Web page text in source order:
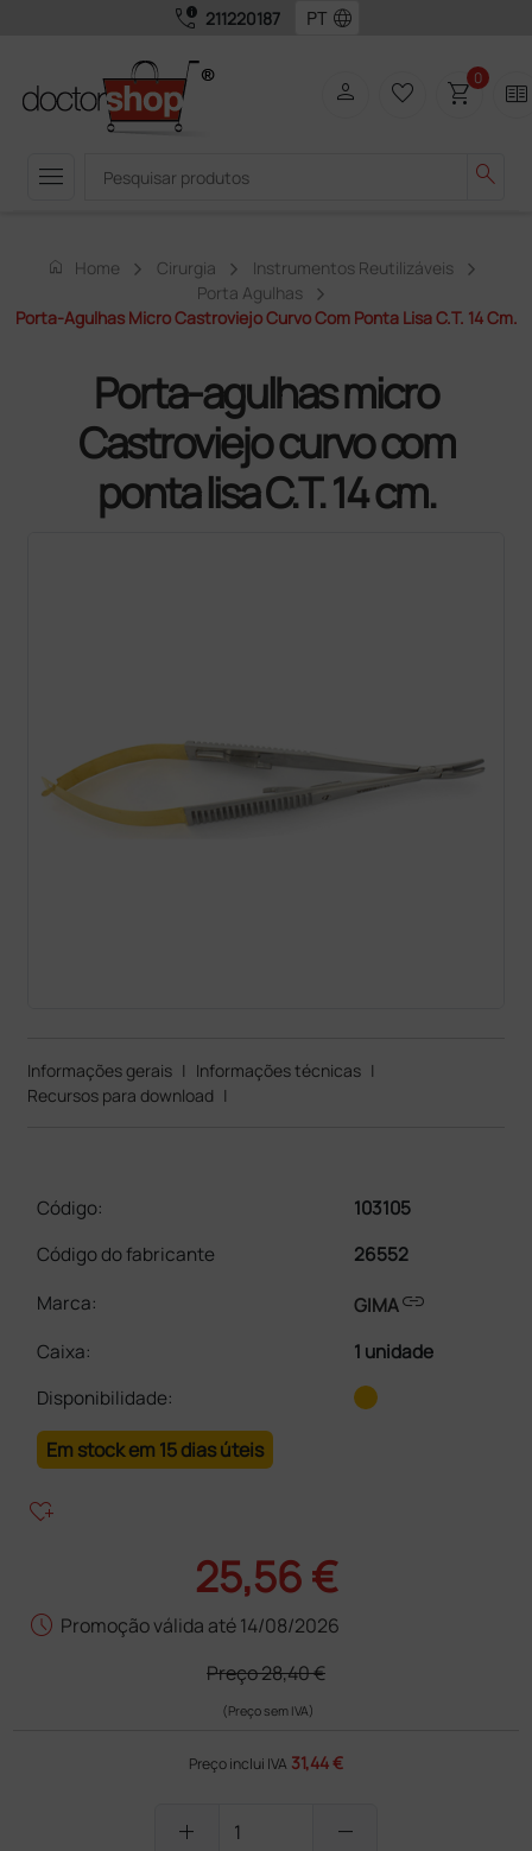
call_quality 211220187 language
menu search
person favorite_border shopping_cart0 two_pager
home Home Cirurgia
Instrumentos Reutilizáveis
Porta Agulhas
Porta-Agulhas Micro Castroviejo Curvo Com Ponta Lisa C.T. 14 Cm.
Porta-agulhas micro
Castroviejo curvo com
ponta lisa C.T. 14 cm.
Informações gerais | Informações técnicas |
Recursos para download |
Código:
103105
Código do fabricante
26552
Marca:
GIMAlink
Caixa:
1 unidade
Disponibilidade:
Em stock em 15 dias úteis
heart_plus
25,56 €
schedule Promoção válida até 14/08/2026
Preço28,40 €
(Preço sem IVA)
Preço inclui IVA 31,44 €
add remove